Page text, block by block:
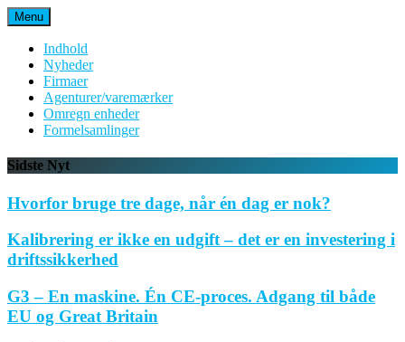
Spring
til
indhold
Menu
Indhold
Nyheder
Firmaer
Agenturer/varemærker
Omregn enheder
Formelsamlinger
Sidste Nyt
Hvorfor bruge tre dage, når én dag er nok?
Kalibrering er ikke en udgift – det er en investering i
driftssikkerhed
G3 – En maskine. Én CE-proces. Adgang til både
EU og Great Britain